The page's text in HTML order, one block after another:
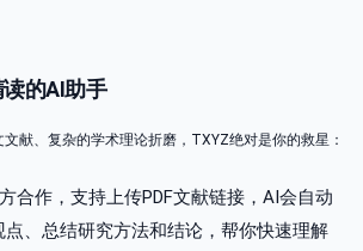
的AI助手
献、复杂的学术理论折磨，TXYZ绝对是你的救星：
合作，支持上传PDF文献链接，AI会自动
、总结研究方法和结论，帮你快速理解